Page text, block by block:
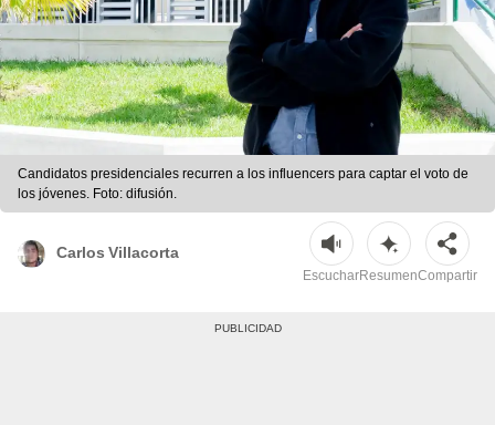
Candidatos presidenciales recurren a los influencers para captar el voto de
los jóvenes. Foto: difusión.
Carlos Villacorta
EscucharResumenCompartir